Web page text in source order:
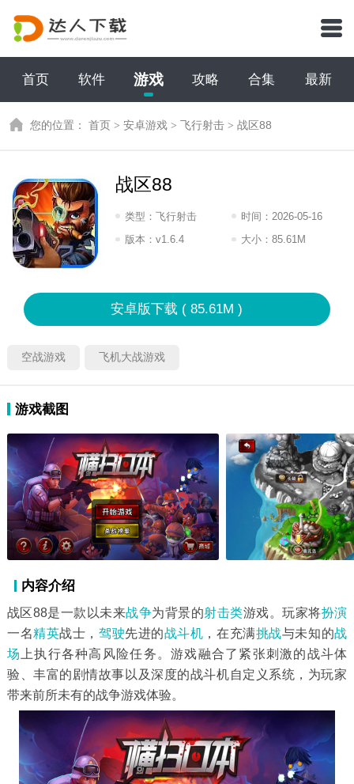
首页 软件 游戏 攻略 合集 最新
您的位置：首页 >安卓游戏 >飞行射击 >战区88
战区88
类型：飞行射击 时间： 2026-05-16
08:2026
版本：v1.6.4 大小： 85.61M
安卓版下载 ( 85.61M )
空战游戏 飞机大战游戏
游戏截图
内容介绍
战区88是一款以未来战争为背景的射击类游戏。玩家将扮演
一名精英战士， 驾驶先进的战斗机 ，在充满挑战与未知的战
场 上执行各种高风险任务。游戏融合了紧张刺激的战斗体
验、丰富的剧情故事以及深度的战斗机自定义系统，为玩家
带来前所未有的战争游戏体验。